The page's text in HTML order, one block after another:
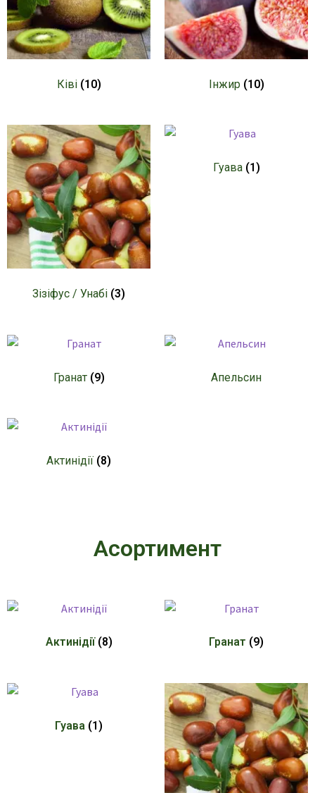
Ківі (10) Інжир (10)
Зізіфус / Унабі (3)
Гуава (1)
Гранат (9) Апельсин
Актинідії (8)
Асортимент
Актинідії (8) Гранат (9)
Гуава (1)